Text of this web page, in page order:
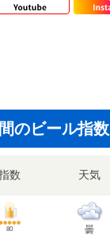
のビール指数
数 天気
80 曇